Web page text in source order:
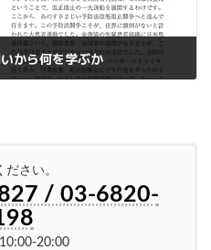
から何を学ぶか
ださい。
/ 03-6820-
20:00